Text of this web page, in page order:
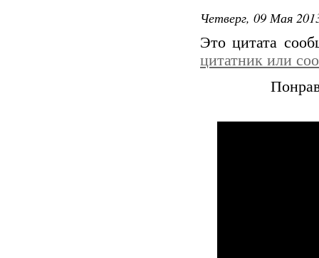
Четверг, 09 Мая
Это цитата
цитатник или